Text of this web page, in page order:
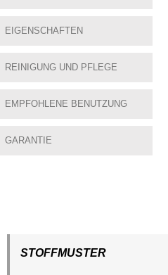
EIGENSCHAFTEN
REINIGUNG UND PFLEGE
EMPFOHLENE BENUTZUNG
GARANTIE
STOFFMUSTER